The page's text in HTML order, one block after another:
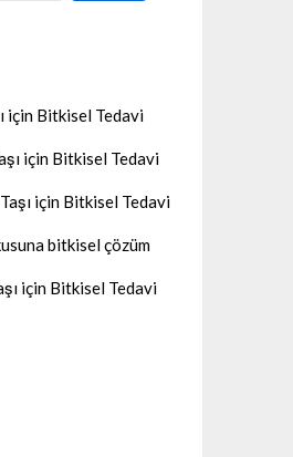
için Bitkisel Tedavi
için Bitkisel Tedavi
için Bitkisel Tedavi
bitkisel çözüm
için Bitkisel Tedavi